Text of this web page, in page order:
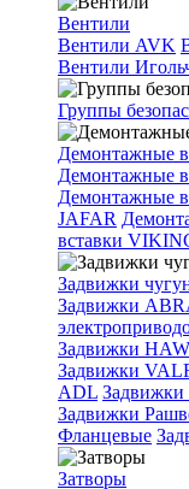
Вентили
Вентили AVK
Вентили
Группы
Демонтажные
Демонтажные
Демонтажные
JAFAR
вставки
Задвижки
Задвижки
Задвижки
Задвижки
ADL
Задвижки
Фланцевые
Затворы